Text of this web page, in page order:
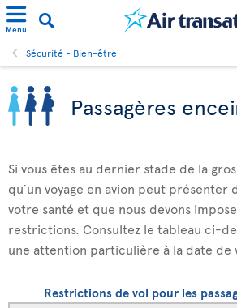
Menu
Sécurité - Bien-être
Passagères
Si vous êtes au dernier stade de la
qu’un voyage en avion peut présenter
votre santé et que nous devons
restrictions. Consultez le tableau ci-
une attention particulière à la date de
Restrictions de vol pour les